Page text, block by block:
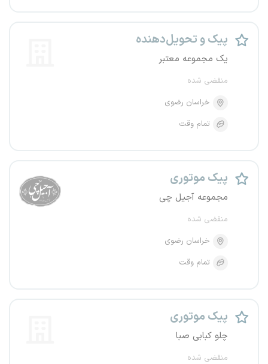
پیک و تحویل‌دهنده
یک مجموعه معتبر
منقضی شده
خراسان رضوی
تمام وقت
پیک موتوری
مجموعه آجیل چی
منقضی شده
خراسان رضوی
تمام وقت
پیک موتوری
چلو کبابی صبا
منقضی شده